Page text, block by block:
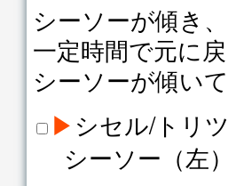
シーソーが傾き
一定時間で元に戻
シーソーが傾い
▶ シセル/トリ
シーソー（左